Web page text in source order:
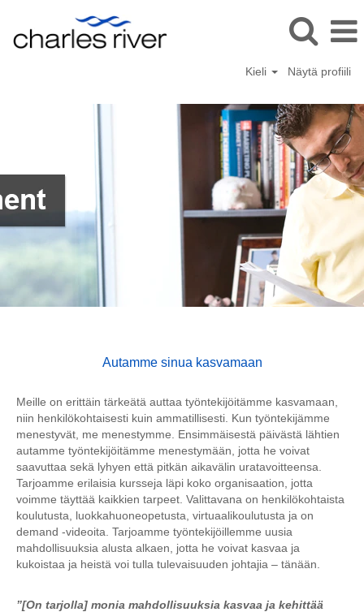
Kieli Näytä profiili
Autamme sinua kasvamaan
Meille on erittäin tärkeätä auttaa työntekijöitämme kasvamaan,
niin henkilökohtaisesti kuin ammatillisesti. Kun työntekijämme
menestyvät, me menestymme. Ensimmäisestä päivästä lähtien
autamme työntekijöitämme menestymään, jotta he voivat
saavuttaa sekä lyhyen että pitkän aikavälin uratavoitteensa.
Tarjoamme erilaisia kursseja läpi koko organisaation, jotta
voimme täyttää kaikkien tarpeet. Valittavana on henkilökohtaista
koulutusta, luokkahuoneopetusta, virtuaalikoulutusta ja on
demand -videoita. Tarjoamme työntekijöillemme uusia
mahdollisuuksia alusta alkaen, jotta he voivat kasvaa ja
kukoistaa ja heistä voi tulla tulevaisuuden johtajia – tänään.
”[On tarjolla] monia mahdollisuuksia kasvaa ja kehittää